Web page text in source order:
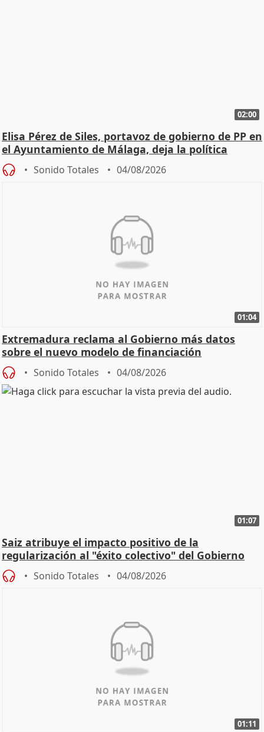
02:00
Elisa Pérez de Siles, portavoz de gobierno de PP en
el Ayuntamiento de Málaga, deja la política
Sonido Totales 04/08/2026
01:04
Extremadura reclama al Gobierno más datos
sobre el nuevo modelo de financiación
Sonido Totales 04/08/2026
01:07
Saiz atribuye el impacto positivo de la
regularización al "éxito colectivo" del Gobierno
Sonido Totales 04/08/2026
01:11